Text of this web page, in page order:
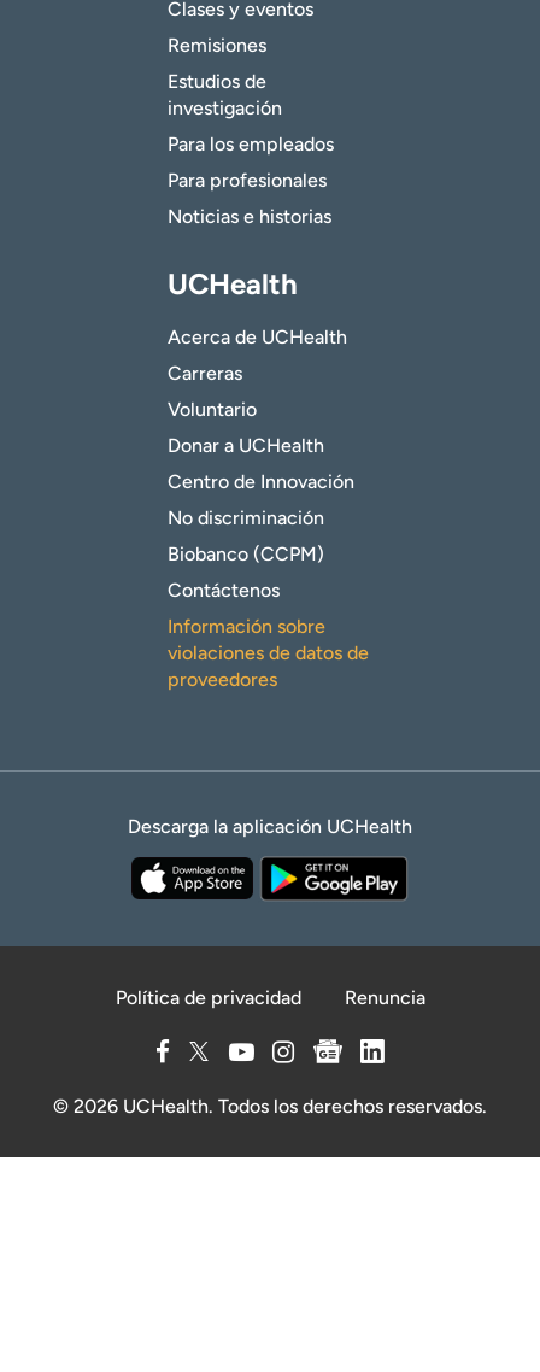
Clases y eventos
Remisiones
Estudios de
investigación
Para los empleados
Para profesionales
Noticias e historias
UCHealth
Acerca de UCHealth
Carreras
Voluntario
Donar a UCHealth
Centro de Innovación
No discriminación
Biobanco (CCPM)
Contáctenos
Información sobre
violaciones de datos de
proveedores
Descarga la aplicación UCHealth
Política de privacidad Renuncia
© 2026 UCHealth. Todos los derechos reservados.